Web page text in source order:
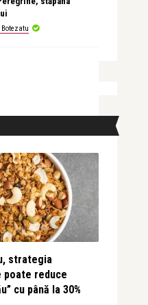
strategia
poate reduce
cu până la 30%